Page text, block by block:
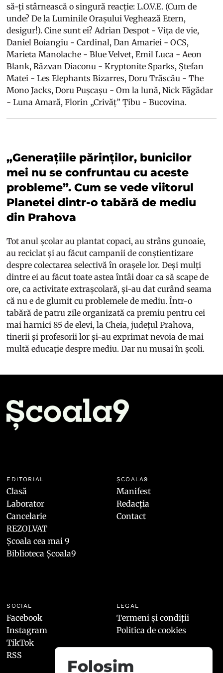
să-ți stârnească o singură reacție: L.O.V.E. (Cum de
unde? De la Luminile Orașului Veghează Etern,
desigur!). Cine sunt ei? Adrian Despot - Vița de vie,
Daniel Boiangiu - Cardinal, Dan Amariei - OCS,
Marieta Manolache - Blue Velvet, Emil Luca - Aeon
Blank, Răzvan Diaconu - Kryptonite Sparks, Ștefan
Matei - Les Elephants Bizarres, Doru Trăscău - The
Mono Jacks, Doru Pușcașu - Om la lună, Nick Făgădar
- Luna Amară, Florin „Crivăț” Țibu - Bucovina.
„Generațiile părinților, bunicilor
mei nu se confruntau cu aceste
probleme”. Cum se vede viitorul
Planetei dintr-o tabără de mediu
din Prahova
Tot anul școlar au plantat copaci, au strâns gunoaie,
au reciclat și au făcut campanii de conștientizare
despre colectarea selectivă în orașele lor. Deși mulți
dintre ei au făcut toate astea întâi doar ca să scape de
ore, ca activitate extrașcolară, și-au dat curând seama
că nu e de glumit cu problemele de mediu. Într-o
tabără de patru zile organizată ca premiu pentru cei
mai harnici 85 de elevi, la Cheia, județul Prahova,
tinerii și profesorii lor și-au exprimat nevoia de mai
multă educație despre mediu. Dar nu musai în școli.
EDITORIAL
Clasă
Laborator
Cancelarie
REZOLVAT
Școala cea mai 9
Biblioteca Școala9
ȘCOALA9
Manifest
Redacția
Contact
SOCIAL
Facebook
Instagram
TikTok
RSS
LEGAL
Termeni și condiții
Politica de cookies
Folosim